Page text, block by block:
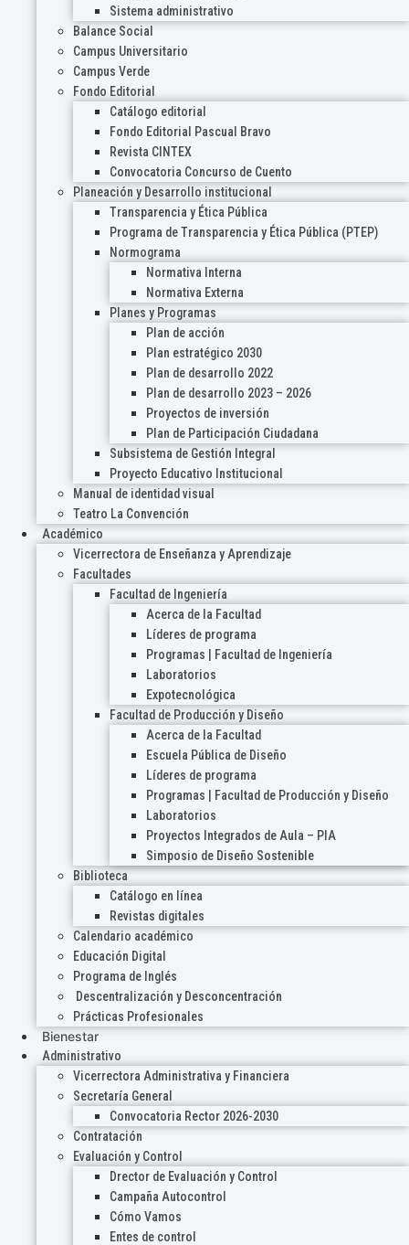
Sistema administrativo
Balance Social
Campus Universitario
Campus Verde
Fondo Editorial
Catálogo editorial
Fondo Editorial Pascual Bravo
Revista CINTEX
Convocatoria Concurso de Cuento
Planeación y Desarrollo institucional
Transparencia y Ética Pública
Programa de Transparencia y Ética Pública (PTEP)
Normograma
Normativa Interna
Normativa Externa
Planes y Programas
Plan de acción
Plan estratégico 2030
Plan de desarrollo 2022
Plan de desarrollo 2023 – 2026
Proyectos de inversión
Plan de Participación Ciudadana
Subsistema de Gestión Integral
Proyecto Educativo Institucional
Manual de identidad visual
Teatro La Convención
Académico
Vicerrectora de Enseñanza y Aprendizaje
Facultades
Facultad de Ingeniería
Acerca de la Facultad
Líderes de programa
Programas | Facultad de Ingeniería
Laboratorios
Expotecnológica
Facultad de Producción y Diseño
Acerca de la Facultad
Escuela Pública de Diseño
Líderes de programa
Programas | Facultad de Producción y Diseño
Laboratorios
Proyectos Integrados de Aula – PIA
Simposio de Diseño Sostenible
Biblioteca
Catálogo en línea
Revistas digitales
Calendario académico
Educación Digital
Programa de Inglés
Descentralización y Desconcentración
Prácticas Profesionales
Bienestar
Administrativo
Vicerrectora Administrativa y Financiera
Secretaría General
Convocatoria Rector 2026-2030
Contratación
Evaluación y Control
Drector de Evaluación y Control
Campaña Autocontrol
Cómo Vamos
Entes de control